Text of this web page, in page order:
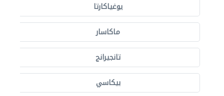
يوغياكارتا
ماكاسار
تانجيرانج
بيكاسي